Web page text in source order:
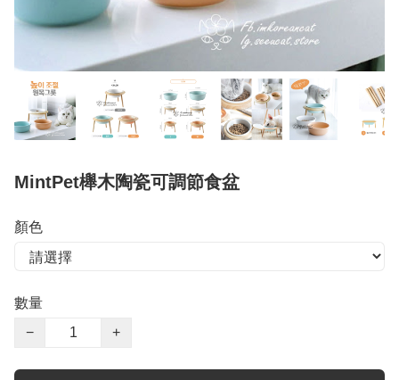
MintPet櫸木陶瓷可調節食盆
顏色
數量
−
+